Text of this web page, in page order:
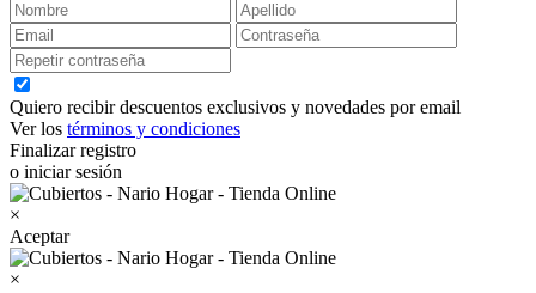
Quiero recibir descuentos exclusivos y novedades por email
Ver los términos y condiciones
Finalizar registro
o iniciar sesión
×
Aceptar
×